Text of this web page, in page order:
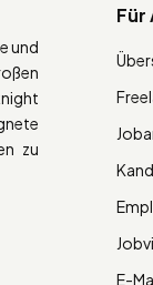
und
zu
Für
E-